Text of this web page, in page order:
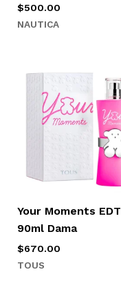
$500.00
NAUTICA
Your Moments EDT
90ml Dama
$670.00
TOUS